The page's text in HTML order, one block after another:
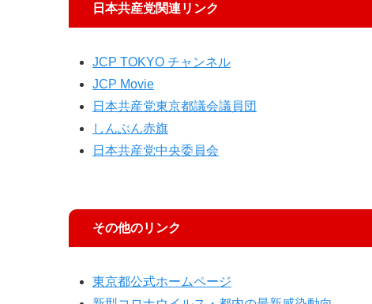
日本共産党関連リンク
JCP TOKYO チャンネル
JCP Movie
日本共産党東京都議会議員団
しんぶん赤旗
日本共産党中央委員会
その他のリンク
東京都公式ホームページ